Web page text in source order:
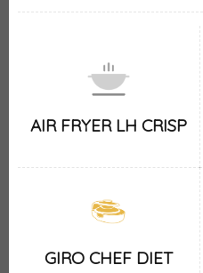
AIR FRYER LH CRISP
GIRO CHEF DIET